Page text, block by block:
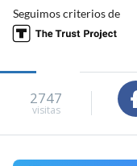
Seguimos criterios de
2747
visitas